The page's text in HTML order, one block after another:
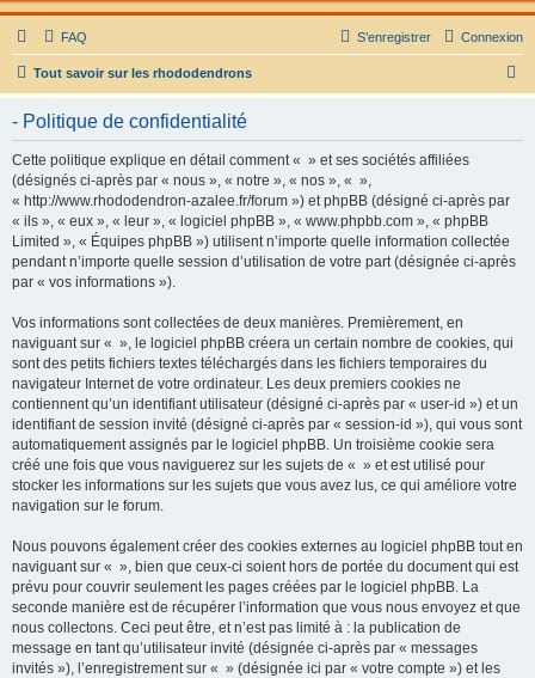
FAQ Connexion
S’enregistrer
Tout savoir sur les rhododendrons
- Politique de confidentialité
Cette politique explique en détail comment « » et ses sociétés affiliées
(désignés ci-après par « nous », « notre », « nos », « »,
« http://www.rhododendron-azalee.fr/forum ») et phpBB (désigné ci-après par
« ils », « eux », « leur », « logiciel phpBB », « www.phpbb.com », « phpBB
Limited », « Équipes phpBB ») utilisent n’importe quelle information collectée
pendant n’importe quelle session d’utilisation de votre part (désignée ci-après
par « vos informations »).
Vos informations sont collectées de deux manières. Premièrement, en
naviguant sur « », le logiciel phpBB créera un certain nombre de cookies, qui
sont des petits fichiers textes téléchargés dans les fichiers temporaires du
navigateur Internet de votre ordinateur. Les deux premiers cookies ne
contiennent qu’un identifiant utilisateur (désigné ci-après par « user-id ») et un
identifiant de session invité (désigné ci-après par « session-id »), qui vous sont
automatiquement assignés par le logiciel phpBB. Un troisième cookie sera
créé une fois que vous naviguerez sur les sujets de « » et est utilisé pour
stocker les informations sur les sujets que vous avez lus, ce qui améliore votre
navigation sur le forum.
Nous pouvons également créer des cookies externes au logiciel phpBB tout en
naviguant sur « », bien que ceux-ci soient hors de portée du document qui est
prévu pour couvrir seulement les pages créées par le logiciel phpBB. La
seconde manière est de récupérer l’information que vous nous envoyez et que
nous collectons. Ceci peut être, et n’est pas limité à : la publication de
message en tant qu’utilisateur invité (désignée ci-après par « messages
invités »), l’enregistrement sur « » (désignée ici par « votre compte ») et les